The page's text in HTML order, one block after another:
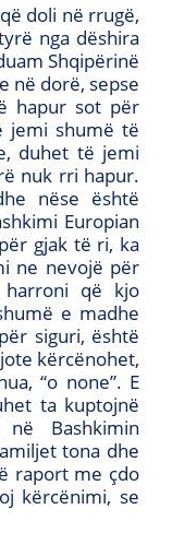
doli në rrugë,
nga dëshira
Shqipërinë
në dorë, sepse
hapur sot për
jemi shumë të
duhet të jemi
nuk rri hapur.
nëse është
Europian
gjak të ri, ka
ne nevojë për
harroni që kjo
e madhe
siguri, është
kërcënohet,
“o none”. E
ta kuptojnë
Bashkimin
tona dhe
raport me çdo
kërcënimi, se